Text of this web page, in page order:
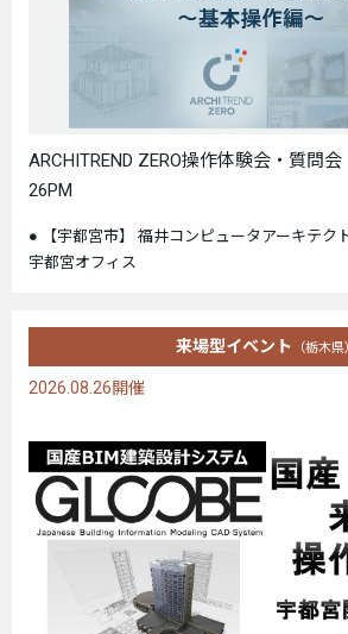
ARCHITREND ZERO操作体験会・質問
26PM
【宇都宮市】 福井コンピュータアーキテク
宇都宮オフィス
来場型イベント （栃木県）
2026.08.26開催